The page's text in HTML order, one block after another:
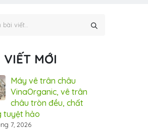
VIẾT MỚI
Máy vê trân châu
VinaOrganic, vê trân
châu tròn đều, chất
tuyệt hảo
7, 2026